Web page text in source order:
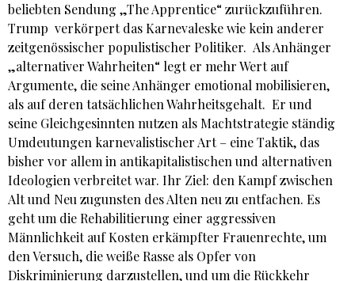
beliebten Sendung „The Apprentice“ zurückzuführen.
Trump verkörpert das Karnevaleske wie kein anderer
zeitgenössischer populistischer Politiker. Als Anhänger
„alternativer Wahrheiten“ legt er mehr Wert auf
Argumente, die seine Anhänger emotional mobilisieren,
als auf deren tatsächlichen Wahrheitsgehalt. Er und
seine Gleichgesinnten nutzen als Machtstrategie ständig
Umdeutungen karnevalistischer Art – eine Taktik, das
bisher vor allem in antikapitalistischen und alternativen
Ideologien verbreitet war. Ihr Ziel: den Kampf zwischen
Alt und Neu zugunsten des Alten neu zu entfachen. Es
geht um die Rehabilitierung einer aggressiven
Männlichkeit auf Kosten erkämpfter Frauenrechte, um
den Versuch, die weiße Rasse als Opfer von
Diskriminierung darzustellen, und um die Rückkehr